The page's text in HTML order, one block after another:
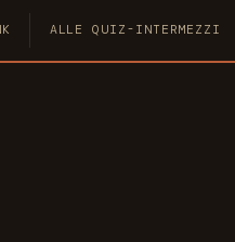
ALLE QUIZ-INTERMEZZI